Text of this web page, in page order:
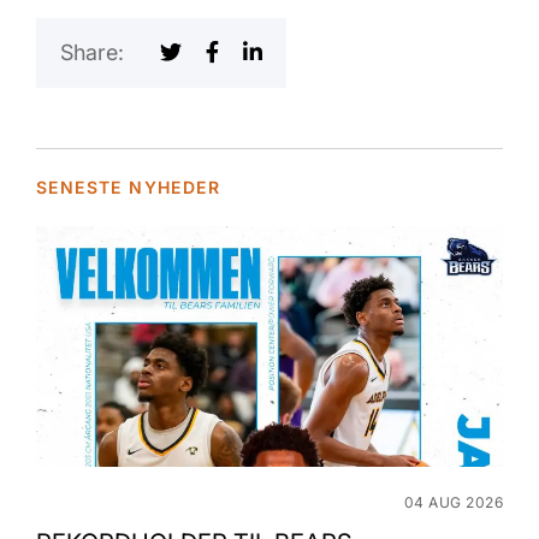
Share:
SENESTE NYHEDER
04 AUG 2026